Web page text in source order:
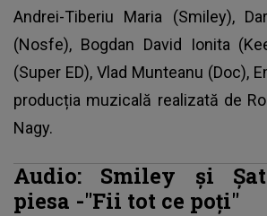
Andrei-Tiberiu Maria (Smiley),
(Nosfe), Bogdan David Ionita
(Super ED), Vlad Munteanu (Doc),
producția muzicală realizată de
Nagy.
Audio: Smiley și
piesa -"Fii tot ce poți"